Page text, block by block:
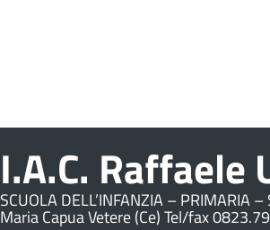
I.A.C. Raffaele
SCUOLA DELL’INFANZIA – PRIMARIA
Maria Capua Vetere (Ce) Tel/fax